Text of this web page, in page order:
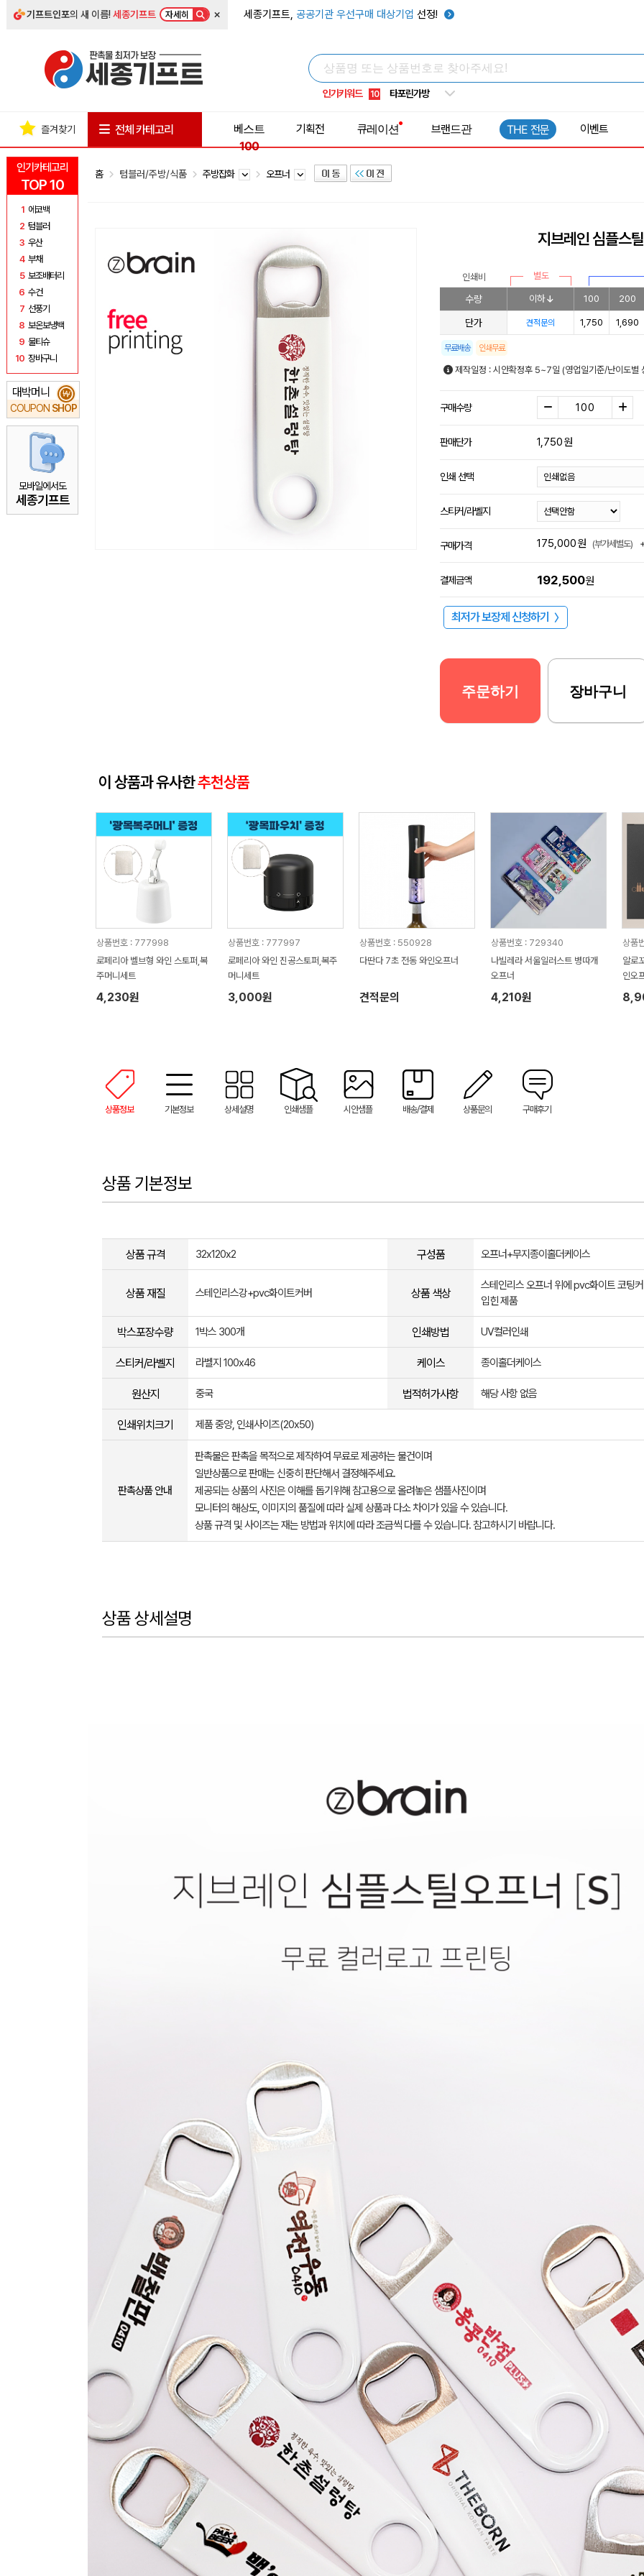
기프트인포의 새 이름!세종기프트 자세히 × 세종기프트, 공공기관 우선구매 대상기업 선정!
인기키워드
6 우산
9 넥쿨러
10 타포린가방
인기카테고리
TOP 10
1 에코백
2 텀블러
3 우산
4 부채
5 보조배터리
6 수건
7 선풍기
8 보온보냉백
9 물티슈
10 장바구니
대박머니
COUPON SHOP
₩
모바일에서도
세종기프트
즐겨찾기 전체 카테고리
베스트
100
기획전 큐레이션 브랜드관 THE 전문 이벤트
홈 텀블러/주방/식품 주방잡화 오프너
지브레인 심플스
인쇄비 별도
수량 이하 100 200
단가 견적문의 1,750 1,690
무료배송 인쇄무료
제작일정 : 시안확정후 5~7일 (영업일기준/난이도별
구매수량
판매단가 1,750원
인쇄 선택
스티커/라벨지
구매가격 175,000원 (부가세별도)
결제금액 192,500원
최저가 보장제 신청하기 〉
주문하기 장바구니
이 상품과 유사한추천상품
상품번호 : 777998
로페리아 벨브형 와인 스토퍼,복
주머니세트
4,230원
상품번호 : 777997
로페리아 와인 진공스토퍼,복주
머니세트
3,000원
상품번호 : 550928
다딴다 7초 전동 와인오프너
견적문의
상품번호 : 729340
나빌레라 서울일러스트 병따개
오프너
4,210원
상품
알로
인오
상품정보 기본정보 상세설명 인쇄샘플 시안샘플 배송/결제 상품문의 구매후기
상품 기본정보
상품 규격 32x120x2 구성품 오프너+무지종이홀더케이스
상품 재질 스테인리스강+pvc화이트커버 상품 색상
스테인리스 오프너 위에 pvc화이트 코팅
입힌 제품
박스포장수량 1박스 300개 인쇄방법 UV컬러인쇄
스티커/라벨지 라벨지 100x46 케이스 종이홀더케이스
원산지 중국 법적허가사항 해당 사항 없음
인쇄위치크기 제품 중앙, 인쇄사이즈(20x50)
판촉상품 안내
판촉물은 판촉을 목적으로 제작하여 무료로 제공하는 물건이며
일반상품으로 판매는 신중히 판단해서 결정해주세요.
제공되는 상품의 사진은 이해를 돕기위해 참고용으로 올려놓은 샘플사진이며
모니터의 해상도, 이미지의 품질에 따라 실제 상품과 다소 차이가 있을 수 있습니다.
상품 규격 및 사이즈는 재는 방법과 위치에 따라 조금씩 다를 수 있습니다. 참고하시기 바랍니다.
상품 상세설명